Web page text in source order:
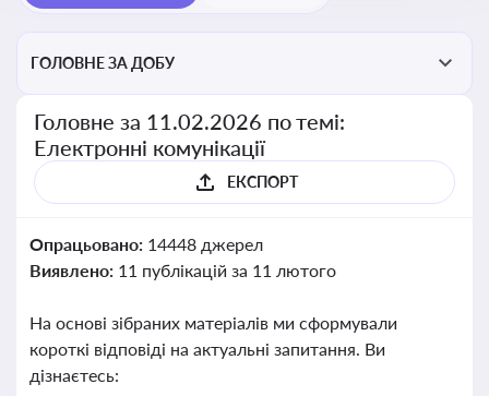
ГОЛОВНЕ ЗА ДОБУ
Головне за 11.02.2026 по темі:
Електронні комунікації
ЕКСПОРТ
Опрацьовано: 14448 джерел
Виявлено: 11 публікацій за 11 лютого
На основі зібраних матеріалів ми сформували
короткі відповіді на актуальні запитання. Ви
дізнаєтесь: